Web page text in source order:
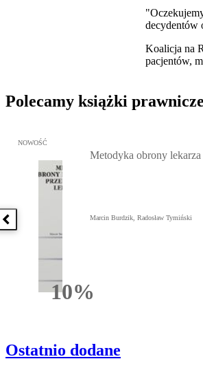
decydentów
Koalicja na
pacjentów,
Polecamy książki
Poprzednia książka
Przejdź do: Metodyka obrony lekarza
NOWOŚĆ
10%Rabatu
Metodyka obrony
Marcin Burdzik, Radosław Tymiński
Ostatnio dodane